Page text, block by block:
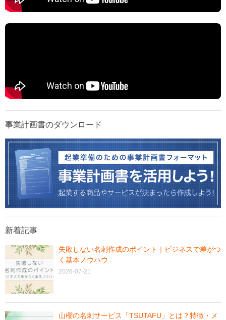
事業計画書のダウンロード
新着記事
失敗しない名刺作成のポイント｜ビジネスで差がつ
く基本ノウハウ
2026-07-21
山櫻の名刺サービス「TSUTAFU」とは？特徴・メ